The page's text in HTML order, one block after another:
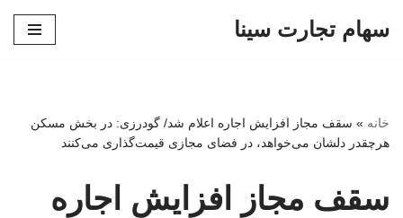
سهام تجارت سینا
خانه » سقف مجاز افزایش اجاره اعلام شد/ گودرزی: در بخش مسکن
هرچقدر دلشان می‌خواهد، در فضای مجازی قیمت‌گذاری می‌کنند
سقف مجاز افزایش اجاره